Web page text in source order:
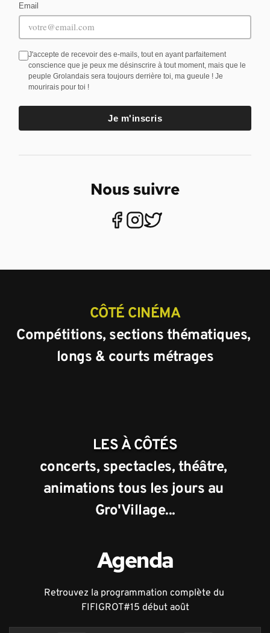
Email
J'accepte de recevoir des e-mails, tout en ayant parfaitement
conscience que je peux me désinscrire à tout moment, mais que le
peuple Grolandais sera toujours derrière toi, ma gueule ! Je
mourirais pour toi !
Je m'inscris
Nous suivre
CÔTÉ CINÉMA
Compétitions, sections thématiques,
longs & courts métrages
LES À CÔTÉS
concerts, spectacles, théâtre,
animations tous les jours au
Gro'Village...
Agenda
Retrouvez la programmation complète du
FIFIGROT#15 début août